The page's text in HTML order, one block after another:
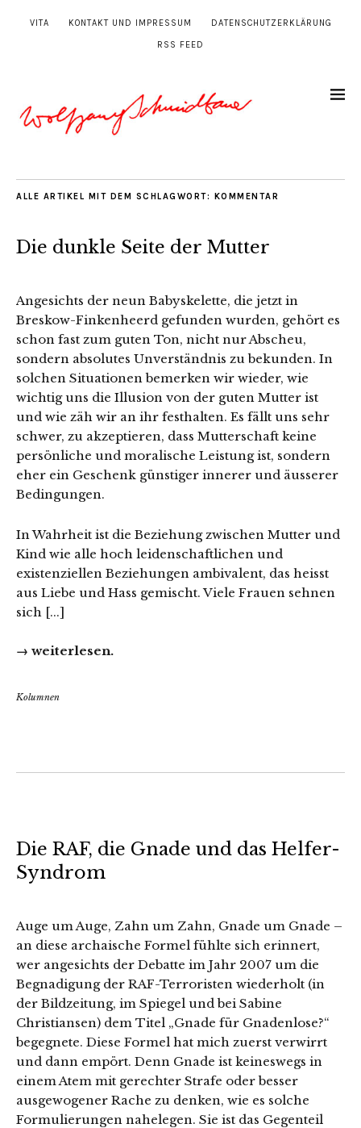
VITA KONTAKT UND IMPRESSUM DATENSCHUTZERKLÄRUNG
RSS FEED
ALLE ARTIKEL MIT DEM SCHLAGWORT: KOMMENTAR
Die dunkle Seite der Mutter
Angesichts der neun Babyskelette, die jetzt in
Breskow-Finkenheerd gefunden wurden, gehört es
schon fast zum guten Ton, nicht nur Abscheu,
sondern absolutes Unverständnis zu bekunden. In
solchen Situationen bemerken wir wieder, wie
wichtig uns die Illusion von der guten Mutter ist
und wie zäh wir an ihr festhalten. Es fällt uns sehr
schwer, zu akzeptieren, dass Mutterschaft keine
persönliche und moralische Leistung ist, sondern
eher ein Geschenk günstiger innerer und äusserer
Bedingungen.
In Wahrheit ist die Beziehung zwischen Mutter und
Kind wie alle hoch leidenschaftlichen und
existenziellen Beziehungen ambivalent, das heisst
aus Liebe und Hass gemischt. Viele Frauen sehnen
sich [...]
→ weiterlesen.
Kolumnen
Die RAF, die Gnade und das Helfer-
Syndrom
Auge um Auge, Zahn um Zahn, Gnade um Gnade –
an diese archaische Formel fühlte sich erinnert,
wer angesichts der Debatte im Jahr 2007 um die
Begnadigung der RAF-Terroristen wiederholt (in
der Bildzeitung, im Spiegel und bei Sabine
Christiansen) dem Titel „Gnade für Gnadenlose?“
begegnete. Diese Formel hat mich zuerst verwirrt
und dann empört. Denn Gnade ist keineswegs in
einem Atem mit gerechter Strafe oder besser
ausgewogener Rache zu denken, wie es solche
Formulierungen nahelegen. Sie ist das Gegenteil